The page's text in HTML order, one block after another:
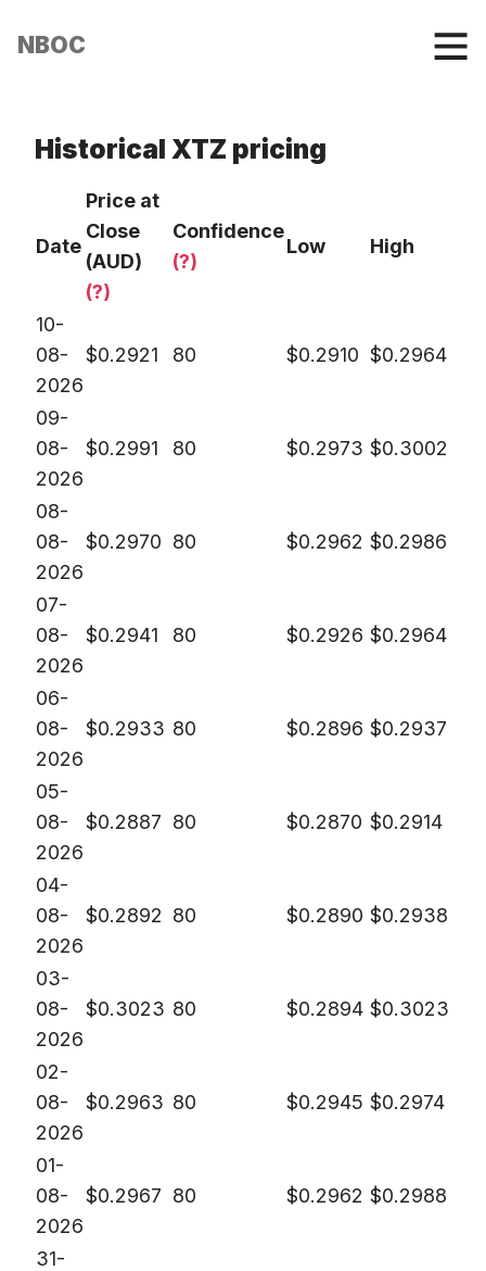
NBOC
Historical XTZ pricing
Date
Price at
Close
(AUD)
(?)
Confidence
(?)
Low High
10-
08-
2026
$0.2921 80 $0.2910 $0.2964
09-
08-
2026
$0.2991 80 $0.2973 $0.3002
08-
08-
2026
$0.2970 80 $0.2962 $0.2986
07-
08-
2026
$0.2941 80 $0.2926 $0.2964
06-
08-
2026
$0.2933 80 $0.2896 $0.2937
05-
08-
2026
$0.2887 80 $0.2870 $0.2914
04-
08-
2026
$0.2892 80 $0.2890 $0.2938
03-
08-
2026
$0.3023 80 $0.2894 $0.3023
02-
08-
2026
$0.2963 80 $0.2945 $0.2974
01-
08-
2026
$0.2967 80 $0.2962 $0.2988
31-